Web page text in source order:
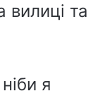
вилиці та
я